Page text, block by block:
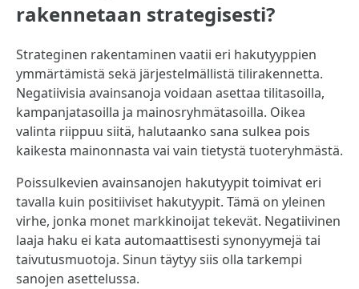
rakennetaan strategisesti?
Strateginen rakentaminen vaatii eri hakutyyppien
ymmärtämistä sekä järjestelmällistä tilirakennetta.
Negatiivisia avainsanoja voidaan asettaa tilitasoilla,
kampanjatasoilla ja mainosryhmätasoilla. Oikea
valinta riippuu siitä, halutaanko sana sulkea pois
kaikesta mainonnasta vai vain tietystä tuoteryhmästä.
Poissulkevien avainsanojen hakutyypit toimivat eri
tavalla kuin positiiviset hakutyypit. Tämä on yleinen
virhe, jonka monet markkinoijat tekevät. Negatiivinen
laaja haku ei kata automaattisesti synonyymejä tai
taivutusmuotoja. Sinun täytyy siis olla tarkempi
sanojen asettelussa.